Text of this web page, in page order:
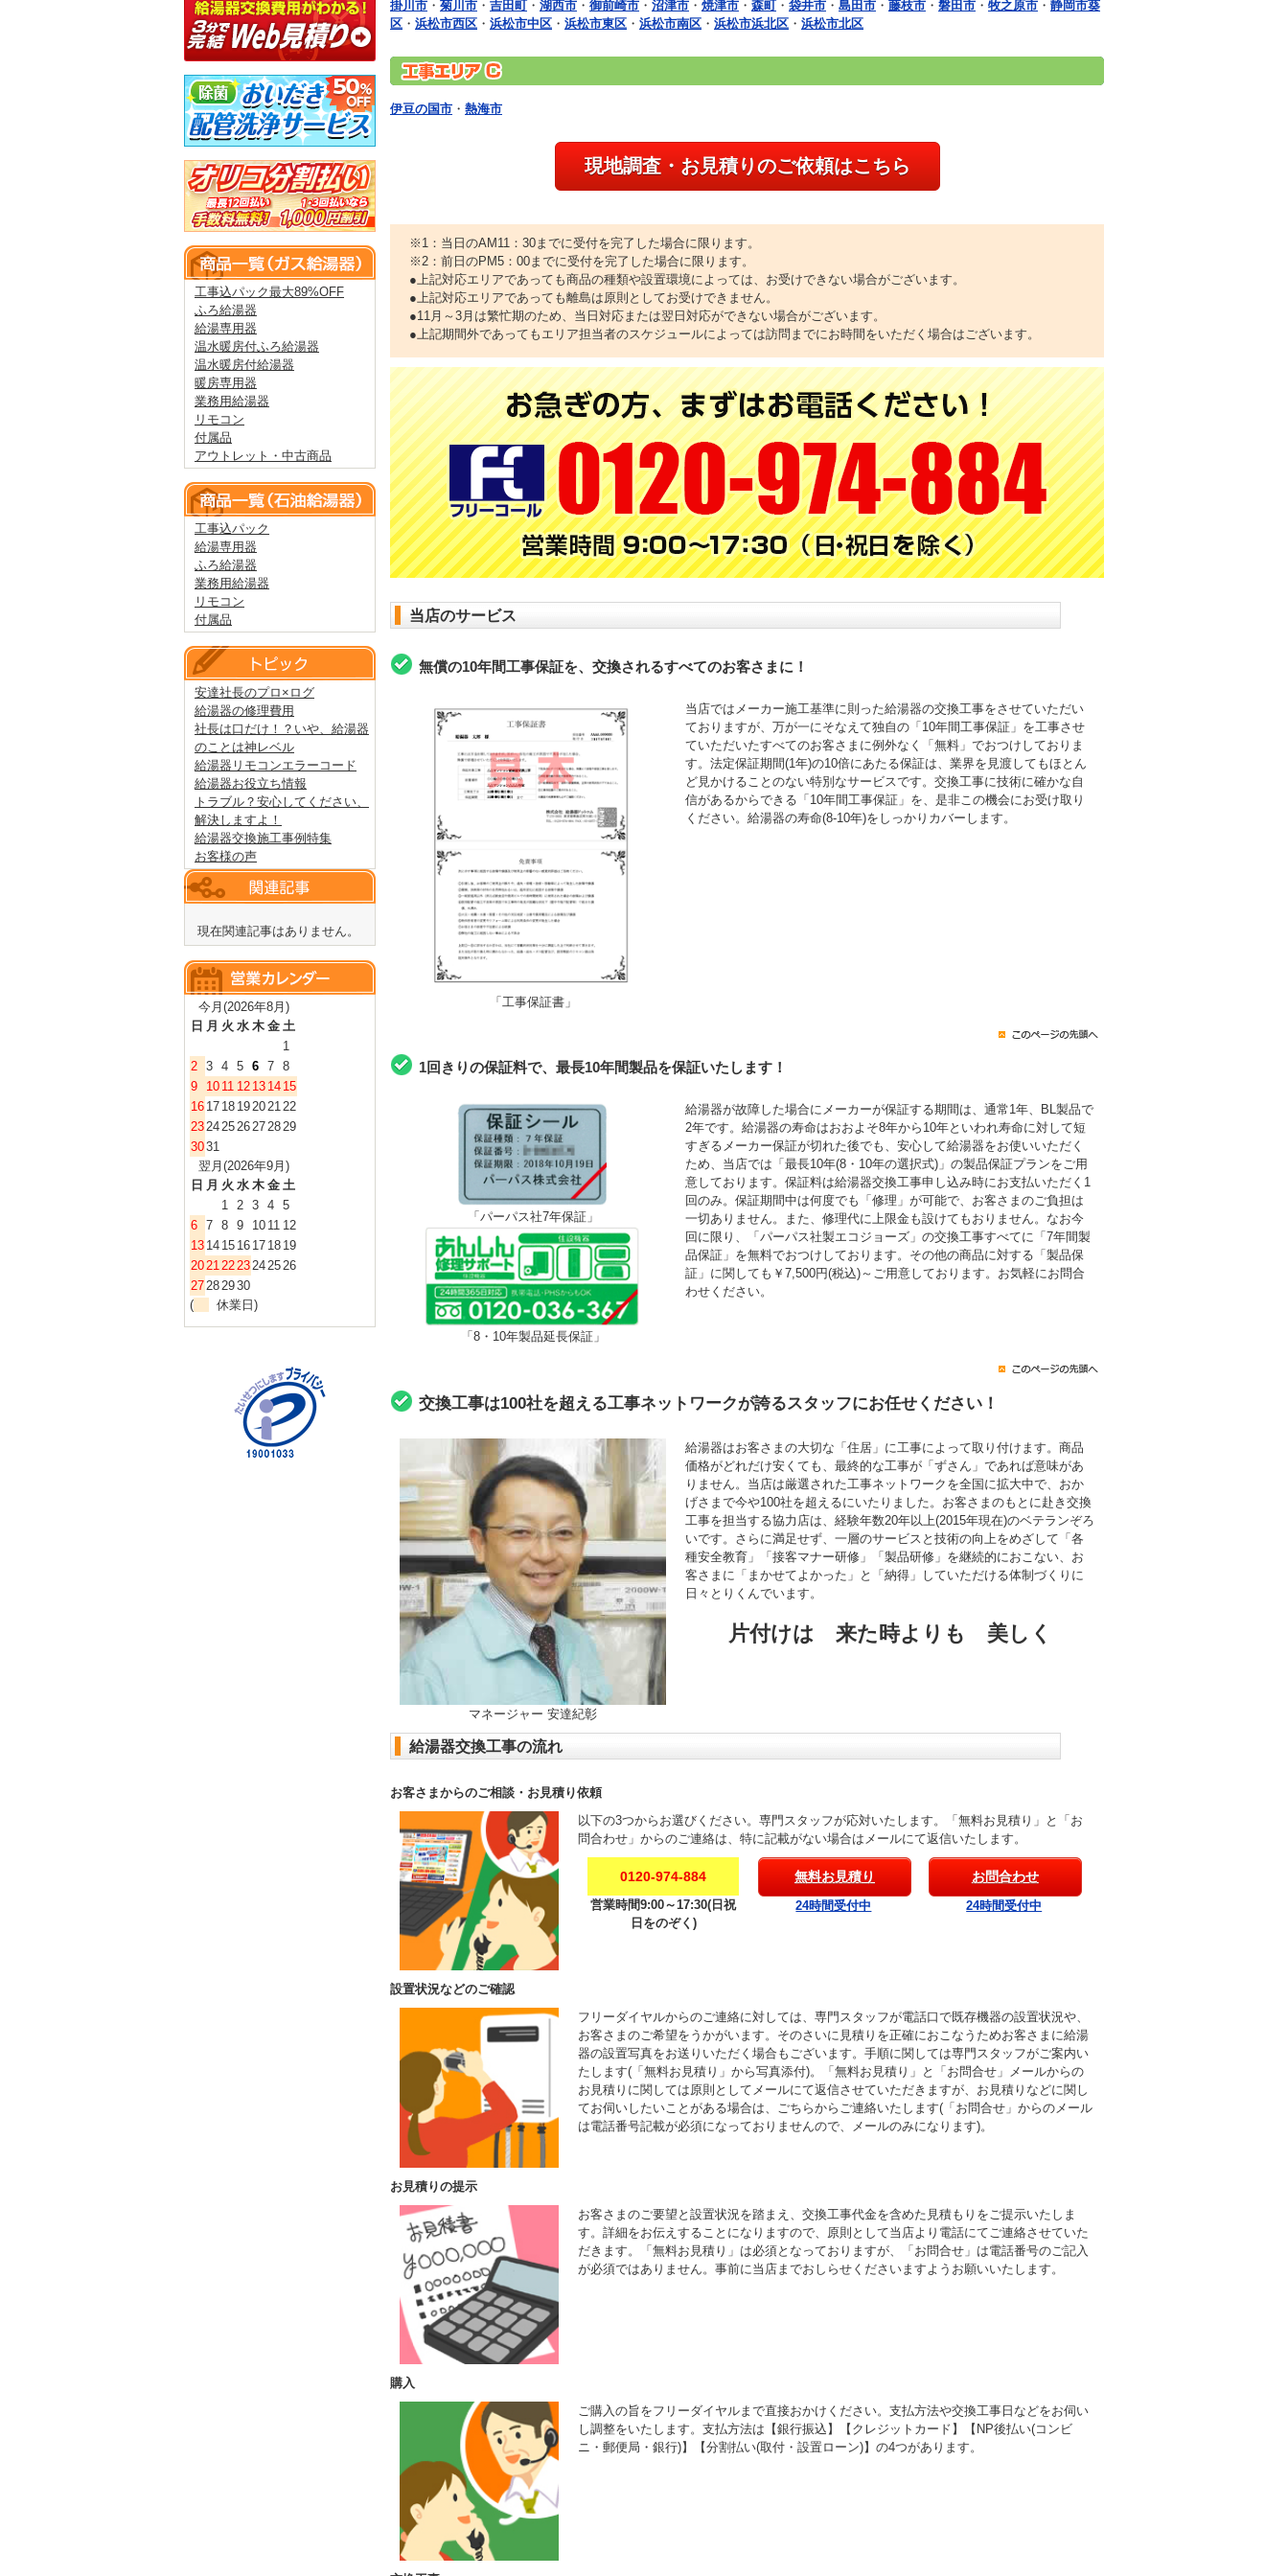
掛川市 ・ 菊川市 ・ 吉田町・ 湖西市 ・ 御前崎市 ・ 沼津市 ・ 焼津市 ・ 森町・ 袋井市 ・ 島田市 ・ 藤枝市 ・ 磐田市 ・ 牧之原市 ・ 静岡市葵
区 ・ 浜松市西区 ・ 浜松市中区 ・ 浜松市東区 ・ 浜松市南区 ・ 浜松市浜北区 ・ 浜松市北区
伊豆の国市 ・ 熱海市
現地調査・お見積りのご依頼はこちら
※1：当日のAM11：30までに受付を完了した場合に限ります。
※2：前日のPM5：00までに受付を完了した場合に限ります。
●上記対応エリアであっても商品の種類や設置環境によっては、お受けできない場合がございます。
●上記対応エリアであっても離島は原則としてお受けできません。
●11月～3月は繁忙期のため、当日対応または翌日対応ができない場合がございます。
●上記期間外であってもエリア担当者のスケジュールによっては訪問までにお時間をいただく場合はございます。
当店のサービス
無償の10年間工事保証を、交換されるすべてのお客さまに！
「工事保証書」
当店ではメーカー施工基準に則った給湯器の交換工事をさせていただい
ておりますが、万が一にそなえて独自の「10年間工事保証」を工事させ
ていただいたすべてのお客さまに例外なく「無料」でおつけしておりま
す。法定保証期間(1年)の10倍にあたる保証は、業界を見渡してもほとん
ど見かけることのない特別なサービスです。交換工事に技術に確かな自
信があるからできる「10年間工事保証」を、是非この機会にお受け取り
ください。給湯器の寿命(8-10年)をしっかりカバーします。
1回きりの保証料で、最長10年間製品を保証いたします！
「パーパス社7年保証」
「8・10年製品延長保証」
給湯器が故障した場合にメーカーが保証する期間は、通常1年、BL製品で
2年です。給湯器の寿命はおおよそ8年から10年といわれ寿命に対して短
すぎるメーカー保証が切れた後でも、安心して給湯器をお使いいただく
ため、当店では「最長10年(8・10年の選択式)」の製品保証プランをご用
意しております。保証料は給湯器交換工事申し込み時にお支払いただく1
回のみ。保証期間中は何度でも「修理」が可能で、お客さまのご負担は
一切ありません。また、修理代に上限金も設けてもおりません。なお今
回に限り、「パーパス社製エコジョーズ」の交換工事すべてに「7年間製
品保証」を無料でおつけしております。その他の商品に対する「製品保
証」に関しても￥7,500円(税込)～ご用意しております。お気軽にお問合
わせください。
交換工事は100社を超える工事ネットワークが誇るスタッフにお任せください！
マネージャー 安達紀彰
給湯器はお客さまの大切な「住居」に工事によって取り付けます。商品
価格がどれだけ安くても、最終的な工事が「ずさん」であれば意味があ
りません。当店は厳選された工事ネットワークを全国に拡大中で、おか
げさまで今や100社を超えるにいたりました。お客さまのもとに赴き交換
工事を担当する協力店は、経験年数20年以上(2015年現在)のベテランぞろ
いです。さらに満足せず、一層のサービスと技術の向上をめざして「各
種安全教育」「接客マナー研修」「製品研修」を継続的におこない、お
客さまに「まかせてよかった」と「納得」していただける体制づくりに
日々とりくんでいます。
片付けは 来た時よりも 美しく
給湯器交換工事の流れ
お客さまからのご相談・お見積り依頼
以下の3つからお選びください。専門スタッフが応対いたします。「無料お見積り」と「お
問合わせ」からのご連絡は、特に記載がない場合はメールにて返信いたします。
0120-974-884
営業時間9:00～17:30(日祝
日をのぞく)
無料お見積り
24時間受付中
お問合わせ
24時間受付中
設置状況などのご確認
フリーダイヤルからのご連絡に対しては、専門スタッフが電話口で既存機器の設置状況や、
お客さまのご希望をうかがいます。そのさいに見積りを正確におこなうためお客さまに給湯
器の設置写真をお送りいただく場合もございます。手順に関しては専門スタッフがご案内い
たします(「無料お見積り」から写真添付)。「無料お見積り」と「お問合せ」メールからの
お見積りに関しては原則としてメールにて返信させていただきますが、お見積りなどに関し
てお伺いしたいことがある場合は、ごちらからご連絡いたします(「お問合せ」からのメール
は電話番号記載が必須になっておりませんので、メールのみになります)。
お見積りの提示
お客さまのご要望と設置状況を踏まえ、交換工事代金を含めた見積もりをご提示いたしま
す。詳細をお伝えすることになりますので、原則として当店より電話にてご連絡させていた
だきます。「無料お見積り」は必須となっておりますが、「お問合せ」は電話番号のご記入
が必須ではありません。事前に当店までおしらせくださいますようお願いいたします。
購入
ご購入の旨をフリーダイヤルまで直接おかけください。支払方法や交換工事日などをお伺い
し調整をいたします。支払方法は【銀行振込】【クレジットカード】【NP後払い(コンビ
ニ・郵便局・銀行)】【分割払い(取付・設置ローン)】の4つがあります。
工事込パック最大89%OFF
ふろ給湯器
給湯専用器
温水暖房付ふろ給湯器
温水暖房付給湯器
暖房専用器
業務用給湯器
リモコン
付属品
アウトレット・中古商品
工事込パック
給湯専用器
ふろ給湯器
業務用給湯器
リモコン
付属品
安達社長のプロ×ログ
給湯器の修理費用
社長は口だけ！？いや、給湯器
のことは神レベル
給湯器リモコンエラーコード
給湯器お役立ち情報
トラブル？安心してください、
解決しますよ！
給湯器交換施工事例特集
お客様の声
現在関連記事はありません。
今月(2026年8月)
日 月 火 水 木 金 土
1
2 3 4 5 6 7 8
9
10 11 12 13 14 15
16 17 18 19202122
23242526272829
3031
翌月(2026年9月)
日 月 火 水 木 金 土
1 2 3 4 5
6 7 8 9 10 11 12
13 14 15 16 17 18 19
20212223242526
27282930
(
休業日)